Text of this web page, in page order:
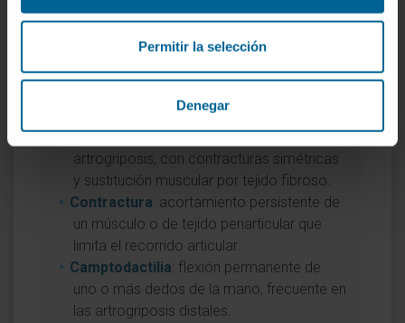
Permitir la selección
Denegar
asociados, puede consultar las siguientes
definiciones del Diccionario médico:
Artrogriposis: entrada con el desarrollo
clasificación y formas clínicas.
Amioplasia congénita: la forma clásica de
artrogriposis, con contracturas simétricas
y sustitución muscular por tejido fibroso.
Contractura: acortamiento persistente de
un músculo o de tejido periarticular que
limita el recorrido articular.
Camptodactilia: flexión permanente de
uno o más dedos de la mano, frecuente en
las artrogriposis distales.